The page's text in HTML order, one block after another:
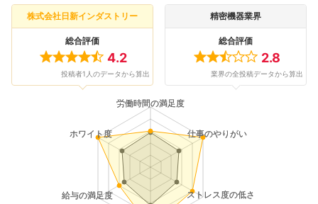
株式会社日新インダストリー
総合評価
4.2
投稿者1人のデータから算出
精密機器業界
総合評価
2.8
業界の全投稿データから算出